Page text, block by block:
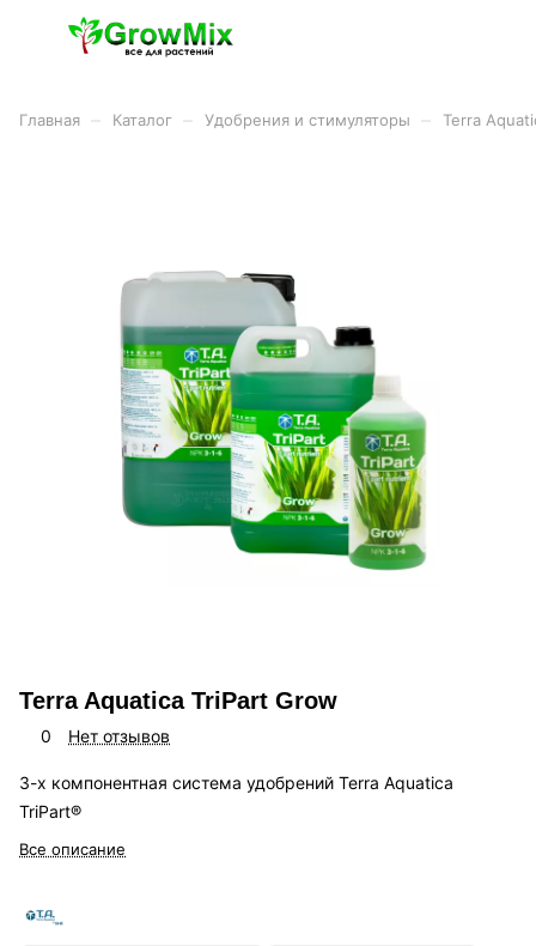
Главная Каталог Удобрения и стимуляторы Terra
Terra Aquatica TriPart Grow
0 Нет отзывов
3-х компонентная система удобрений Terra Aquatica
TriPart®
Все описание